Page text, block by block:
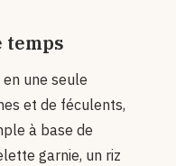
temps
une seule
et de féculents,
à base de
garnie, un riz